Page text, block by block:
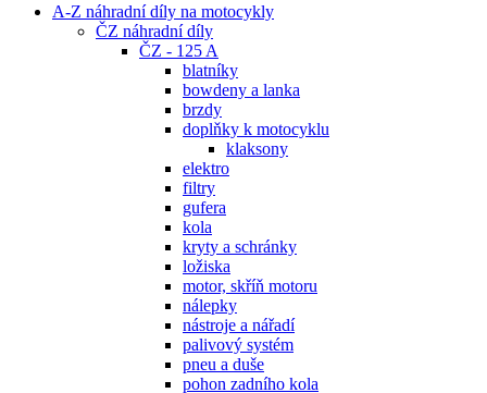
A-Z náhradní díly na motocykly
ČZ náhradní díly
ČZ - 125 A
blatníky
bowdeny a lanka
brzdy
doplňky k motocyklu
klaksony
elektro
filtry
gufera
kola
kryty a schránky
ložiska
motor, skříň motoru
nálepky
nástroje a nářadí
palivový systém
pneu a duše
pohon zadního kola